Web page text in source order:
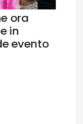
ora
in
evento